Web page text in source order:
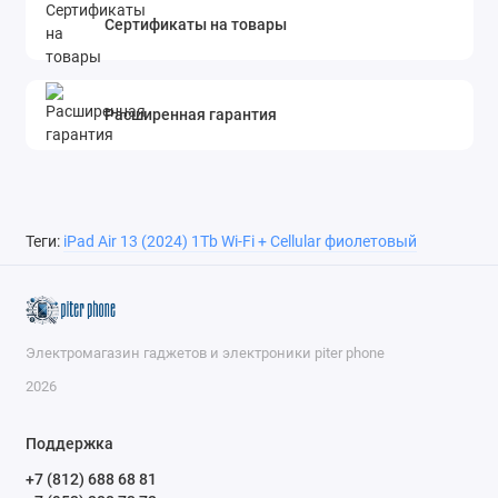
Сертификаты на товары
Расширенная гарантия
Теги: iPad Air 13 (2024) 1Tb Wi-Fi + Cellular фиолетовый
Электромагазин гаджетов и электроники piter phone
2026
Поддержка
+7 (812) 688 68 81